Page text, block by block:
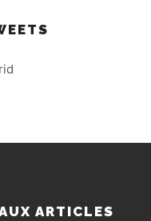
ARTICLES